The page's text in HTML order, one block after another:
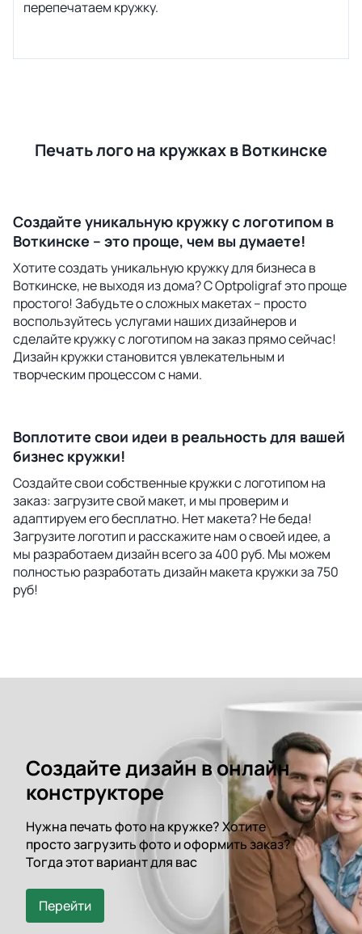
перепечатаем кружку.
Печать лого на кружках в Воткинске
Создайте уникальную кружку с логотипом в
Воткинске – это проще, чем вы думаете!
Хотите создать уникальную кружку для бизнеса в
Воткинске, не выходя из дома? С Optpoligraf это проще
простого! Забудьте о сложных макетах – просто
воспользуйтесь услугами наших дизайнеров и
сделайте кружку с логотипом на заказ прямо сейчас!
Дизайн кружки становится увлекательным и
творческим процессом с нами.
Воплотите свои идеи в реальность для вашей
бизнес кружки!
Создайте свои собственные кружки с логотипом на
заказ: загрузите свой макет, и мы проверим и
адаптируем его бесплатно. Нет макета? Не беда!
Загрузите логотип и расскажите нам о своей идее, а
мы разработаем дизайн всего за 400 руб. Мы можем
полностью разработать дизайн макета кружки за 750
руб!
Создайте дизайн в онлайн
конструкторе
Нужна печать фото на кружке? Хотите
просто загрузить фото и оформить заказ?
Тогда этот вариант для вас
Перейти